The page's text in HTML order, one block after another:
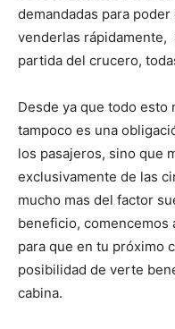
demandadas para
venderlas rápidamente,
partida del crucero,
Desde ya que todo esto
tampoco es una
los pasajeros, sino que
exclusivamente de las
mucho mas del factor
beneficio, comencemos
para que en tu próximo
posibilidad de verte
cabina.